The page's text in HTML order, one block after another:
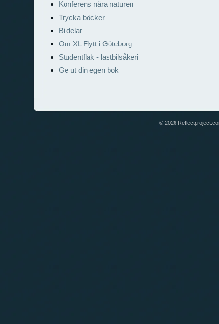
Konferens nära naturen
Trycka böcker
Bildelar
Om XL Flytt i Göteborg
Studentflak - lastbilsåkeri
Ge ut din egen bok
© 2026